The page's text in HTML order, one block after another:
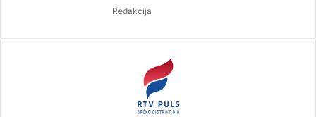
Redakcija
a
l